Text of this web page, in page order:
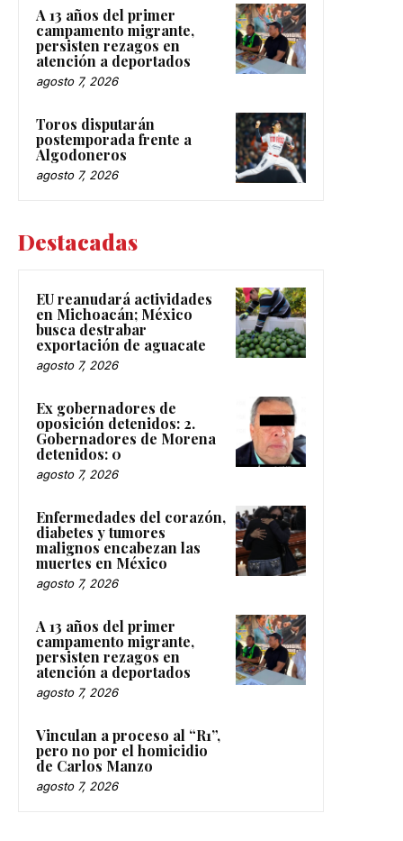
A 13 años del primer
campamento migrante,
persisten rezagos en
atención a deportados
agosto 7, 2026
Toros disputarán
postemporada frente a
Algodoneros
agosto 7, 2026
Destacadas
EU reanudará actividades
en Michoacán; México
busca destrabar
exportación de aguacate
agosto 7, 2026
Ex gobernadores de
oposición detenidos: 2.
Gobernadores de Morena
detenidos: 0
agosto 7, 2026
Enfermedades del corazón,
diabetes y tumores
malignos encabezan las
muertes en México
agosto 7, 2026
A 13 años del primer
campamento migrante,
persisten rezagos en
atención a deportados
agosto 7, 2026
Vinculan a proceso al “R1”,
pero no por el homicidio
de Carlos Manzo
agosto 7, 2026